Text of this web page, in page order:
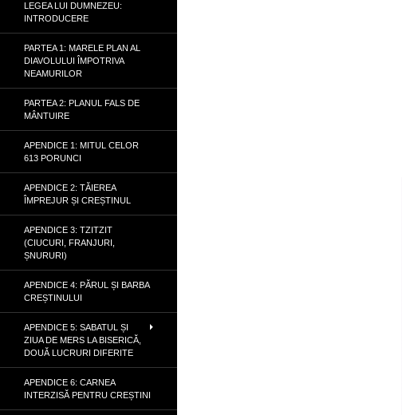
LEGEA LUI DUMNEZEU:
INTRODUCERE
PARTEA 1: MARELE PLAN AL
DIAVOLULUI ÎMPOTRIVA
NEAMURILOR
PARTEA 2: PLANUL FALS DE
MÂNTUIRE
APENDICE 1: MITUL CELOR
613 PORUNCI
APENDICE 2: TĂIEREA
ÎMPREJUR ȘI CREȘTINUL
APENDICE 3: TZITZIT
(CIUCURI, FRANJURI,
ȘNURURI)
APENDICE 4: PĂRUL ȘI BARBA
CREȘTINULUI
APENDICE 5: SABATUL ȘI
ZIUA DE MERS LA BISERICĂ,
DOUĂ LUCRURI DIFERITE
APENDICE 6: CARNEA
INTERZISĂ PENTRU CREȘTINI